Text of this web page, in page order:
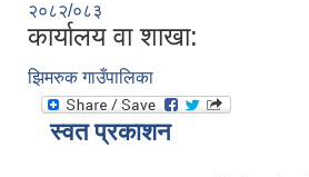
२०८२/०८३
कार्यालय वा शाखा:
झिमरुक गाउँपालिका
स्वत प्रकाशन